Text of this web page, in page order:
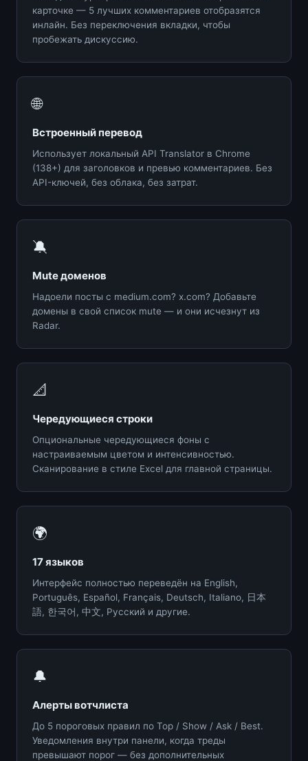
карточке — 5 лучших комментариев отобразятся
инлайн. Без переключения вкладки, чтобы
пробежать дискуссию.
🌐
Встроенный перевод
Использует локальный API Translator в Chrome
(138+) для заголовков и превью комментариев. Без
API-ключей, без облака, без затрат.
🔕
Mute доменов
Надоели посты с medium.com? x.com? Добавьте
домены в свой список mute — и они исчезнут из
Radar.
📐
Чередующиеся строки
Опциональные чередующиеся фоны с
настраиваемым цветом и интенсивностью.
Сканирование в стиле Excel для главной страницы.
🌍
17 языков
Интерфейс полностью переведён на English,
Português, Español, Français, Deutsch, Italiano, 日本
語, 한국어, 中文, Русский и другие.
🔔
Алерты вотчлиста
До 5 пороговых правил по Top / Show / Ask / Best.
Уведомления внутри панели, когда треды
превышают порог — без дополнительных